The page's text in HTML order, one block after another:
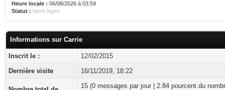
Heure locale : 06/08/2026 à 03:59
Statut : Hors ligne
Informations sur Carrie
Inscrit le :
12/02/2015
Dernière visite
16/11/2019, 18:22
15 (0 messages par jour | 2.84 pourcent du